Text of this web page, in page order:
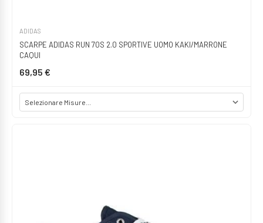
ADIDAS
SCARPE ADIDAS RUN 70S 2.0 SPORTIVE UOMO KAKI/MARRONE
CAQUI
69,95 €